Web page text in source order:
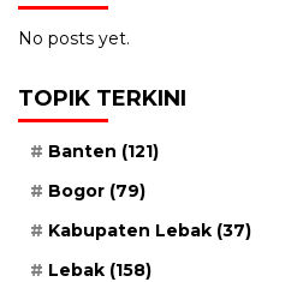
No posts yet.
TOPIK TERKINI
Banten (121)
Bogor (79)
Kabupaten Lebak (37)
Lebak (158)